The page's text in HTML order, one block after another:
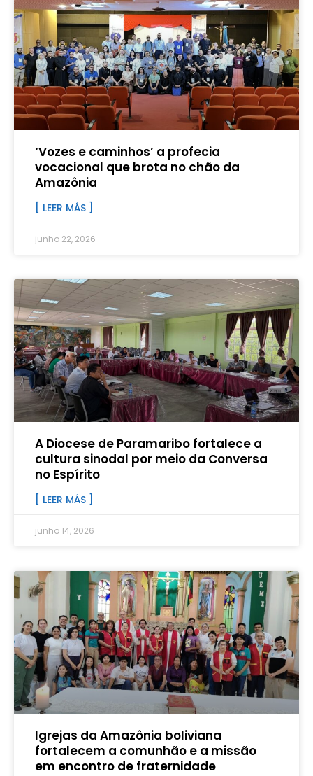
‘Vozes e caminhos’ a profecia
vocacional que brota no chão da
Amazônia
[ LEER MÁS ]
junho 22, 2026
A Diocese de Paramaribo fortalece a
cultura sinodal por meio da Conversa
no Espírito
[ LEER MÁS ]
junho 14, 2026
Igrejas da Amazônia boliviana
fortalecem a comunhão e a missão
em encontro de fraternidade